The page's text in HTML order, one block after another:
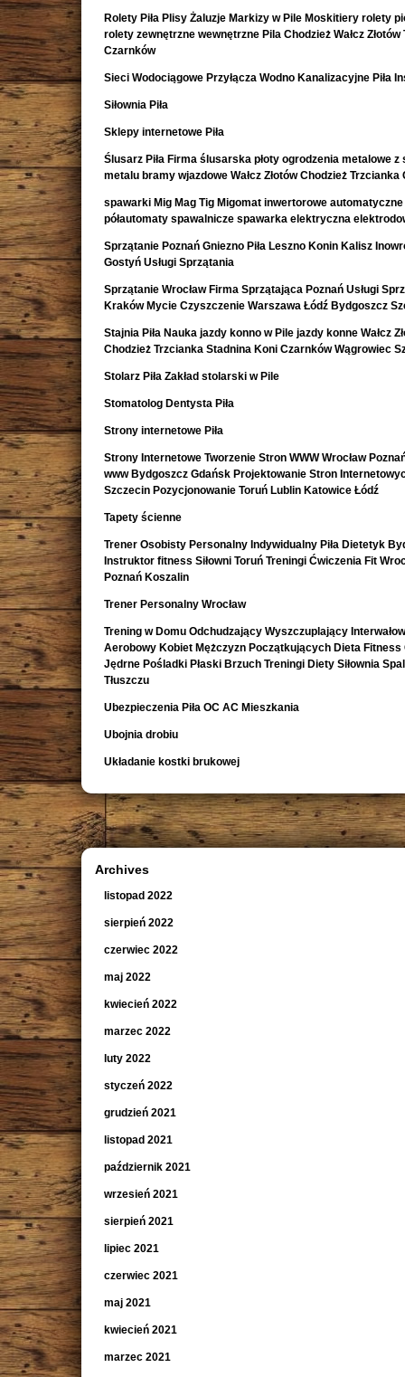
Rolety Piła Plisy Żaluzje Markizy w Pile Moskitiery rolety
rolety zewnętrzne wewnętrzne Pila Chodzież Wałcz Złotów
Czarnków
Sieci Wodociągowe Przyłącza Wodno Kanalizacyjne Piła
Siłownia Piła
Sklepy internetowe Piła
Ślusarz Piła Firma ślusarska płoty ogrodzenia metalowe z
metalu bramy wjazdowe Wałcz Złotów Chodzież Trzcianka
spawarki Mig Mag Tig Migomat inwertorowe automatyczne
półautomaty spawalnicze spawarka elektryczna
Sprzątanie Poznań Gniezno Piła Leszno Konin Kalisz
Gostyń Usługi Sprzątania
Sprzątanie Wrocław Firma Sprzątająca Poznań Usługi
Kraków Mycie Czyszczenie Warszawa Łódź Bydgoszcz
Stajnia Piła Nauka jazdy konno w Pile jazdy konne Wałcz
Chodzież Trzcianka Stadnina Koni Czarnków Wągrowiec
Stolarz Piła Zakład stolarski w Pile
Stomatolog Dentysta Piła
Strony internetowe Piła
Strony Internetowe Tworzenie Stron WWW Wrocław
www Bydgoszcz Gdańsk Projektowanie Stron
Szczecin Pozycjonowanie Toruń Lublin Katowice Łódź
Tapety ścienne
Trener Osobisty Personalny Indywidualny Piła Dietetyk
Instruktor fitness Siłowni Toruń Treningi Ćwiczenia Fit
Poznań Koszalin
Trener Personalny Wrocław
Trening w Domu Odchudzający Wyszczuplający
Aerobowy Kobiet Mężczyzn Początkujących Dieta Fitness
Jędrne Pośladki Płaski Brzuch Treningi Diety Siłownia
Tłuszczu
Ubezpieczenia Piła OC AC Mieszkania
Ubojnia drobiu
Układanie kostki brukowej
Archives
listopad 2022
sierpień 2022
czerwiec 2022
maj 2022
kwiecień 2022
marzec 2022
luty 2022
styczeń 2022
grudzień 2021
listopad 2021
październik 2021
wrzesień 2021
sierpień 2021
lipiec 2021
czerwiec 2021
maj 2021
kwiecień 2021
marzec 2021